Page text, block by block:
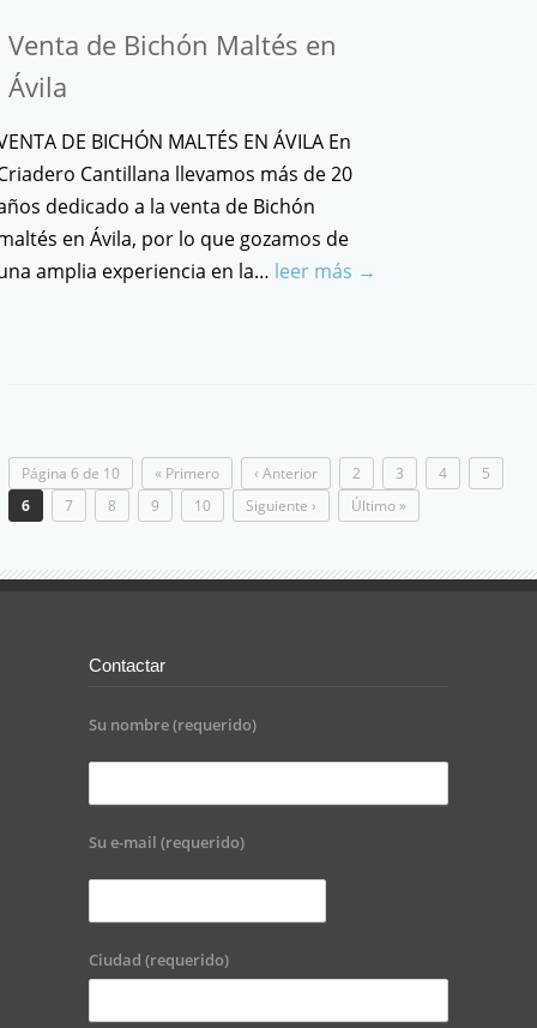
Venta de Bichón Maltés en
Ávila
DE BICHÓN MALTÉS EN ÁVILA En
Cantillana llevamos más de 20
dedicado a la venta de Bichón
en Ávila, por lo que gozamos de
amplia experiencia en la… leer más →
Página 6 de 10 « Primero ‹ Anterior 2 3 4
5
6
7 8 9 10 Siguiente › Último »
Contactar
Su nombre (requerido)
Su e-mail (requerido)
Ciudad (requerido)